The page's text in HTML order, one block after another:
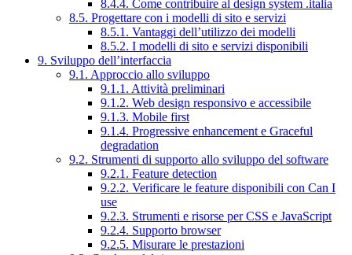
8.4.4. Come contribuire al design system .italia
8.5. Progettare con i modelli di sito e servizi
8.5.1. Vantaggi dell’utilizzo dei modelli
8.5.2. I modelli di sito e servizi disponibili
9. Sviluppo dell’interfaccia
9.1. Approccio allo sviluppo
9.1.1. Attività preliminari
9.1.2. Web design responsivo e accessibile
9.1.3. Mobile first
9.1.4. Progressive enhancement e Graceful
degradation
9.2. Strumenti di supporto allo sviluppo del software
9.2.1. Feature detection
9.2.2. Verificare le feature disponibili con Can I
use
9.2.3. Strumenti e risorse per CSS e JavaScript
9.2.4. Supporto browser
9.2.5. Misurare le prestazioni